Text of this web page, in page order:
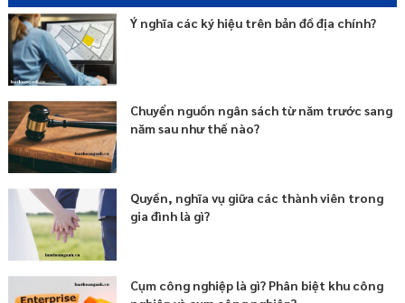
Ý nghĩa các ký hiệu trên bản đồ địa chính?
Chuyển nguồn ngân sách từ năm trước sang
năm sau như thế nào?
Quyền, nghĩa vụ giữa các thành viên trong
gia đình là gì?
Cụm công nghiệp là gì? Phân biệt khu công